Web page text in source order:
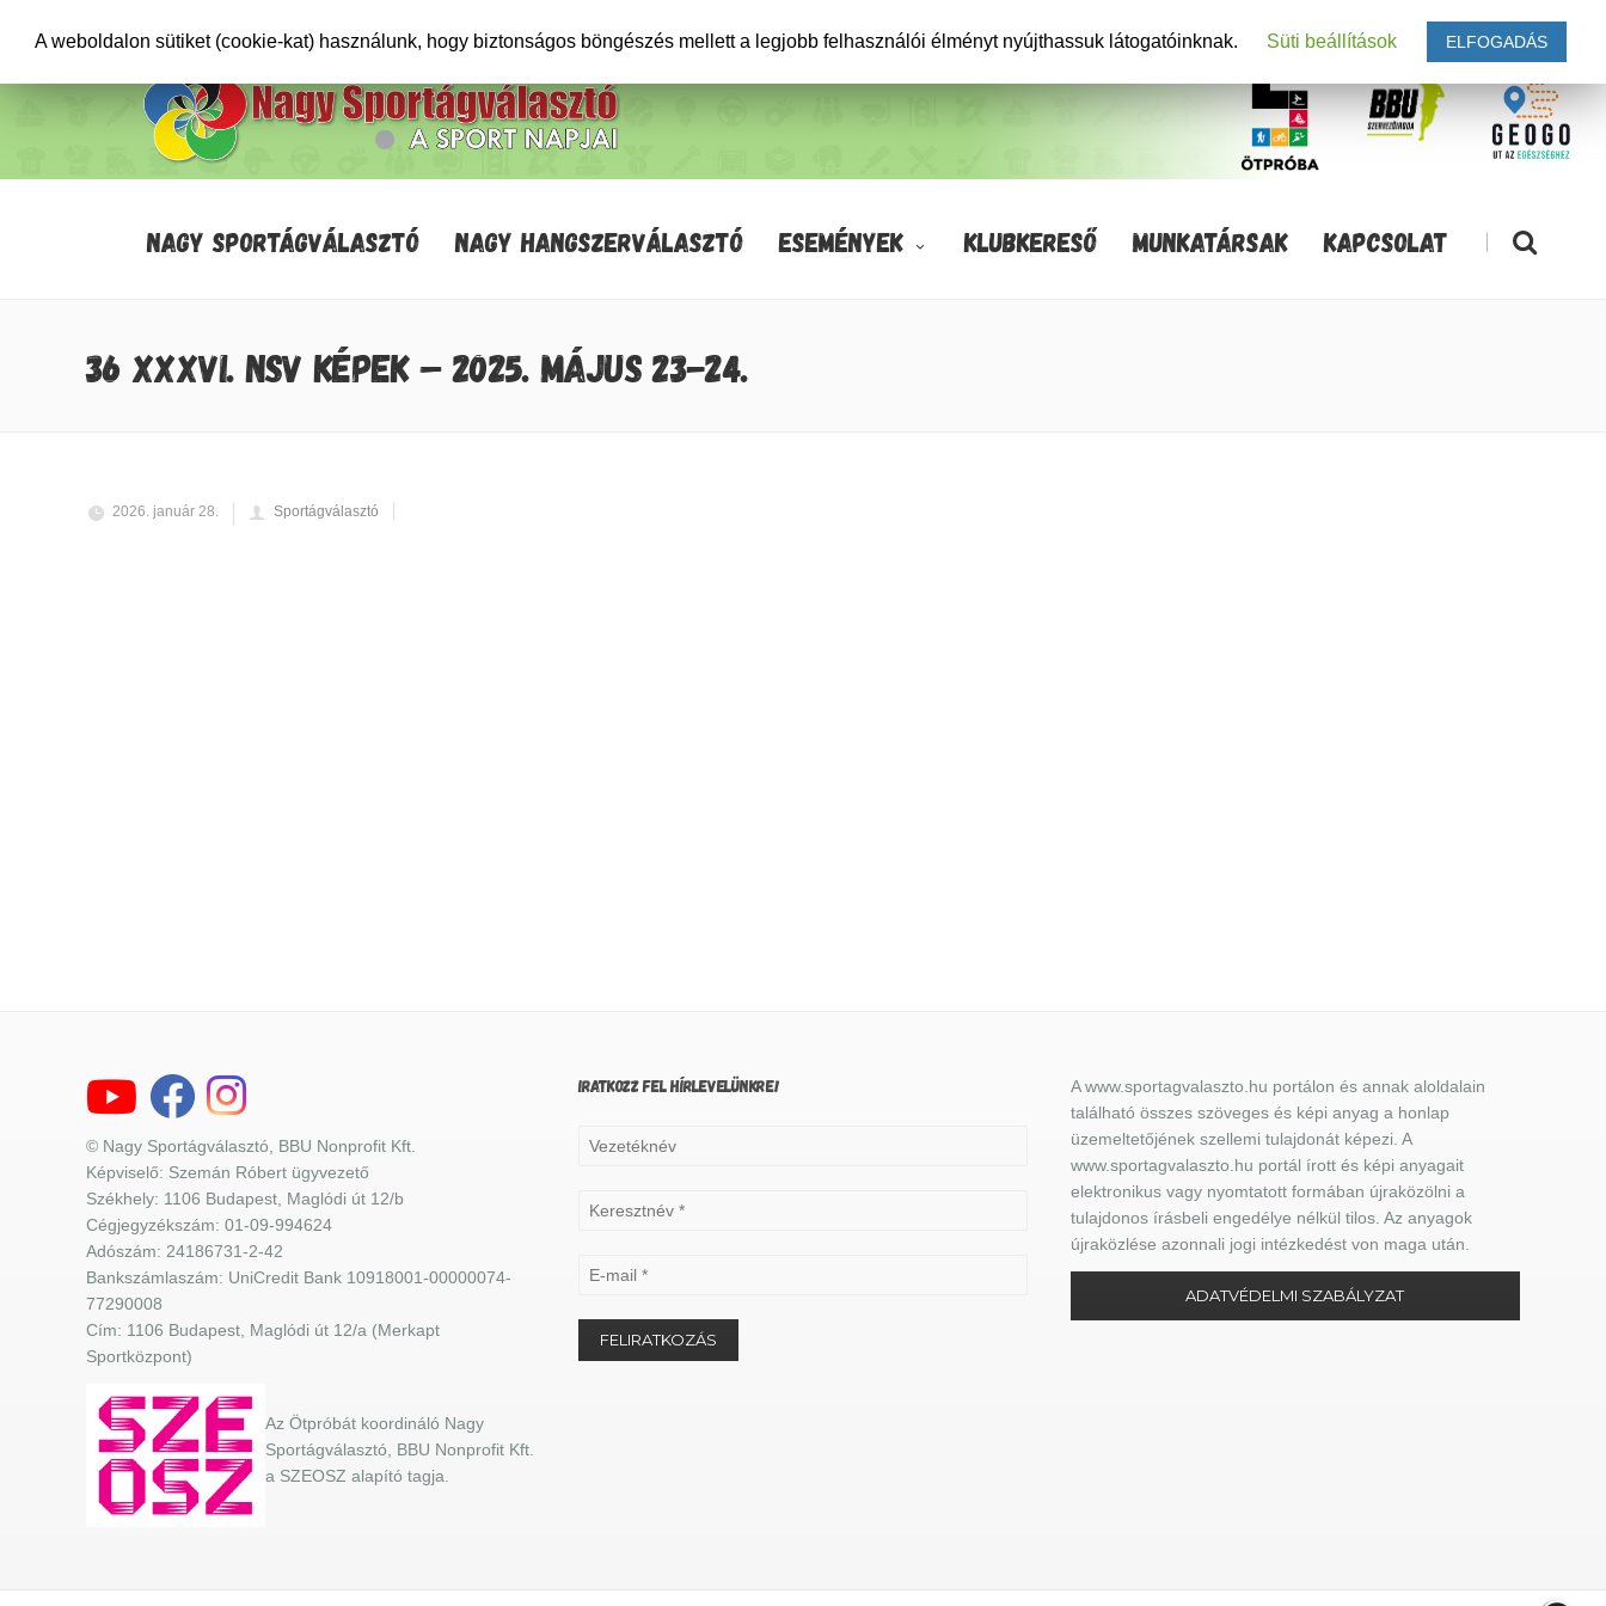
NAGY SPORTÁGVÁLASZTÓ NAGY HANGSZERVÁLASZTÓ ESEMÉNYEK KLUBKERESŐ MUNKATÁRSAK KAPCSOLAT |
36 XXXVI. NSV KÉPEK – 2025. MÁJUS 23-24.
2026. január 28. Sportágválasztó
© Nagy Sportágválasztó, BBU Nonprofit Kft.
Képviselő: Szemán Róbert ügyvezető
Székhely: 1106 Budapest, Maglódi út 12/b
Cégjegyzékszám: 01-09-994624
Adószám: 24186731-2-42
Bankszámlaszám: UniCredit Bank 10918001-00000074-
77290008
Cím: 1106 Budapest, Maglódi út 12/a (Merkapt
Sportközpont)
Az Ötpróbát koordináló Nagy
Sportágválasztó, BBU Nonprofit Kft.
a SZEOSZ alapító tagja.
IRATKOZZ FEL HÍRLEVELÜNKRE!
A www.sportagvalaszto.hu portálon és annak aloldalain
található összes szöveges és képi anyag a honlap
üzemeltetőjének szellemi tulajdonát képezi. A
www.sportagvalaszto.hu portál írott és képi anyagait
elektronikus vagy nyomtatott formában újraközölni a
tulajdonos írásbeli engedélye nélkül tilos. Az anyagok
újraközlése azonnali jogi intézkedést von maga után.
ADATVÉDELMI SZABÁLYZAT
A weboldalon sütiket (cookie-kat) használunk, hogy biztonságos böngészés mellett a legjobb felhasználói élményt nyújthassuk látogatóinknak. Süti beállítások ELFOGADÁS